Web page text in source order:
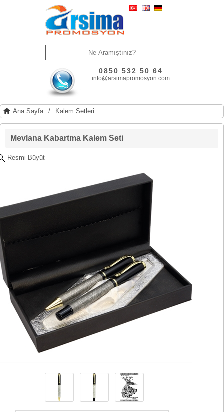
0850 532 50 64
info@arsimapromosyon.com
Ana Sayfa / Kalem Setleri
Mevlana Kabartma Kalem Seti
Resmi Büyüt